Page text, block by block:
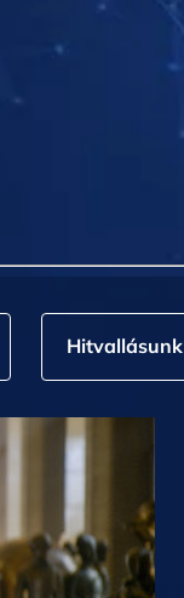
Hitvallásunk